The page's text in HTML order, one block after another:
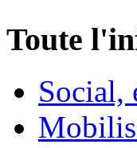
Toute
Social,